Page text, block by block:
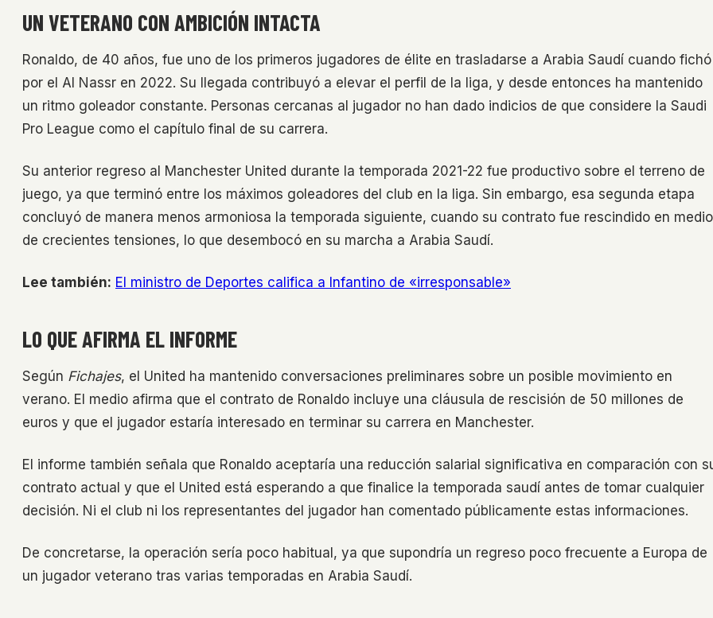
UN VETERANO CON AMBICIÓN INTACTA
Ronaldo, de 40 años, fue uno de los primeros jugadores de élite en trasladarse a Arabia Saudí cuando fichó
por el Al Nassr en 2022. Su llegada contribuyó a elevar el perfil de la liga, y desde entonces ha mantenido
un ritmo goleador constante. Personas cercanas al jugador no han dado indicios de que considere la Saudi
Pro League como el capítulo final de su carrera.
Su anterior regreso al Manchester United durante la temporada 2021-22 fue productivo sobre el terreno de
juego, ya que terminó entre los máximos goleadores del club en la liga. Sin embargo, esa segunda etapa
concluyó de manera menos armoniosa la temporada siguiente, cuando su contrato fue rescindido en medio
de crecientes tensiones, lo que desembocó en su marcha a Arabia Saudí.
Lee también: El ministro de Deportes califica a Infantino de «irresponsable»
LO QUE AFIRMA EL INFORME
Según Fichajes, el United ha mantenido conversaciones preliminares sobre un posible movimiento en
verano. El medio afirma que el contrato de Ronaldo incluye una cláusula de rescisión de 50 millones de
euros y que el jugador estaría interesado en terminar su carrera en Manchester.
El informe también señala que Ronaldo aceptaría una reducción salarial significativa en comparación con
contrato actual y que el United está esperando a que finalice la temporada saudí antes de tomar cualquier
decisión. Ni el club ni los representantes del jugador han comentado públicamente estas informaciones.
De concretarse, la operación sería poco habitual, ya que supondría un regreso poco frecuente a Europa de
un jugador veterano tras varias temporadas en Arabia Saudí.